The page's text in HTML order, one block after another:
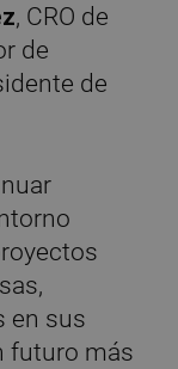
, CRO de
de
de
en sus
futuro más